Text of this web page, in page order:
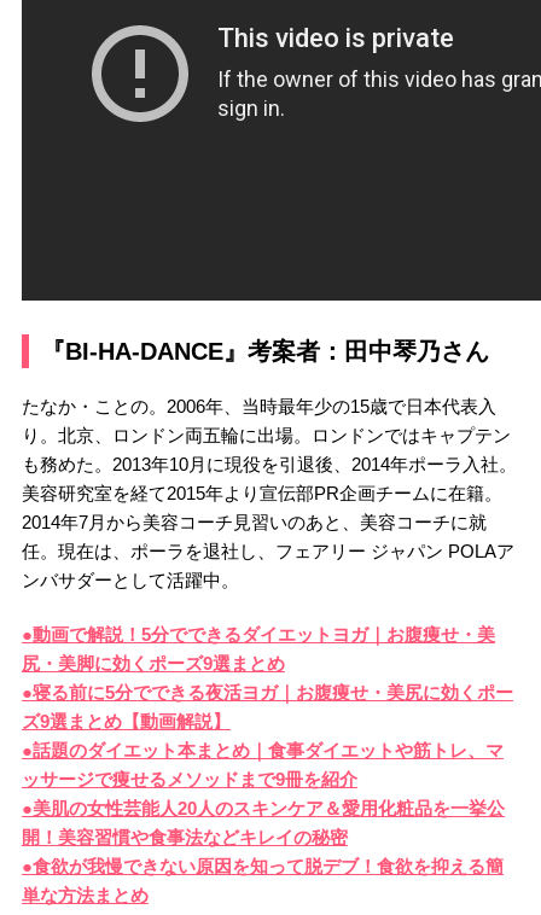
『BI-HA-DANCE』考案者：田中琴乃さん
たなか・ことの。2006年、当時最年少の15歳で日本代表入
り。北京、ロンドン両五輪に出場。ロンドンではキャプテン
も務めた。2013年10月に現役を引退後、2014年ポーラ入社。
美容研究室を経て2015年より宣伝部PR企画チームに在籍。
2014年7月から美容コーチ見習いのあと、美容コーチに就
任。現在は、ポーラを退社し、フェアリー ジャパン POLAア
ンバサダーとして活躍中。
●動画で解説！5分でできるダイエットヨガ｜お腹痩せ・美
尻・美脚に効くポーズ9選まとめ
●寝る前に5分でできる夜活ヨガ｜お腹痩せ・美尻に効くポー
ズ9選まとめ【動画解説】
●話題のダイエット本まとめ｜食事ダイエットや筋トレ、マ
ッサージで痩せるメソッドまで9冊を紹介
●美肌の女性芸能人20人のスキンケア＆愛用化粧品を一挙公
開！美容習慣や食事法などキレイの秘密
●食欲が我慢できない原因を知って脱デブ！食欲を抑える簡
単な方法まとめ